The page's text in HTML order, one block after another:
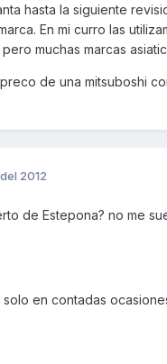
hasta la siguiente
En mi curro las
muchas marcas
de una mitsuboshi
2012
de Estepona? no me
en contadas